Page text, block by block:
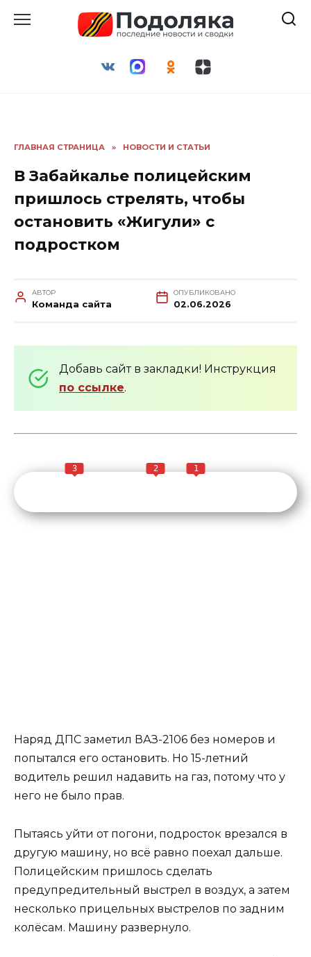
ГЛАВНАЯ СТРАНИЦА » НОВОСТИ И СТАТЬИ
В Забайкалье полицейским
пришлось стрелять, чтобы
остановить «Жигули» с
подростком
АВТОР
Команда сайта
ОПУБЛИКОВАНО
02.06.2026
Добавь сайт в закладки! Инструкция
по ссылке.
3 2 1
Наряд ДПС заметил ВАЗ-2106 без номеров и
попытался его остановить. Но 15-летний
водитель решил надавить на газ, потому что у
него не было прав.
Пытаясь уйти от погони, подросток врезался в
другую машину, но всё равно поехал дальше.
Полицейским пришлось сделать
предупредительный выстрел в воздух, а затем
несколько прицельных выстрелов по задним
колёсам. Машину развернуло.